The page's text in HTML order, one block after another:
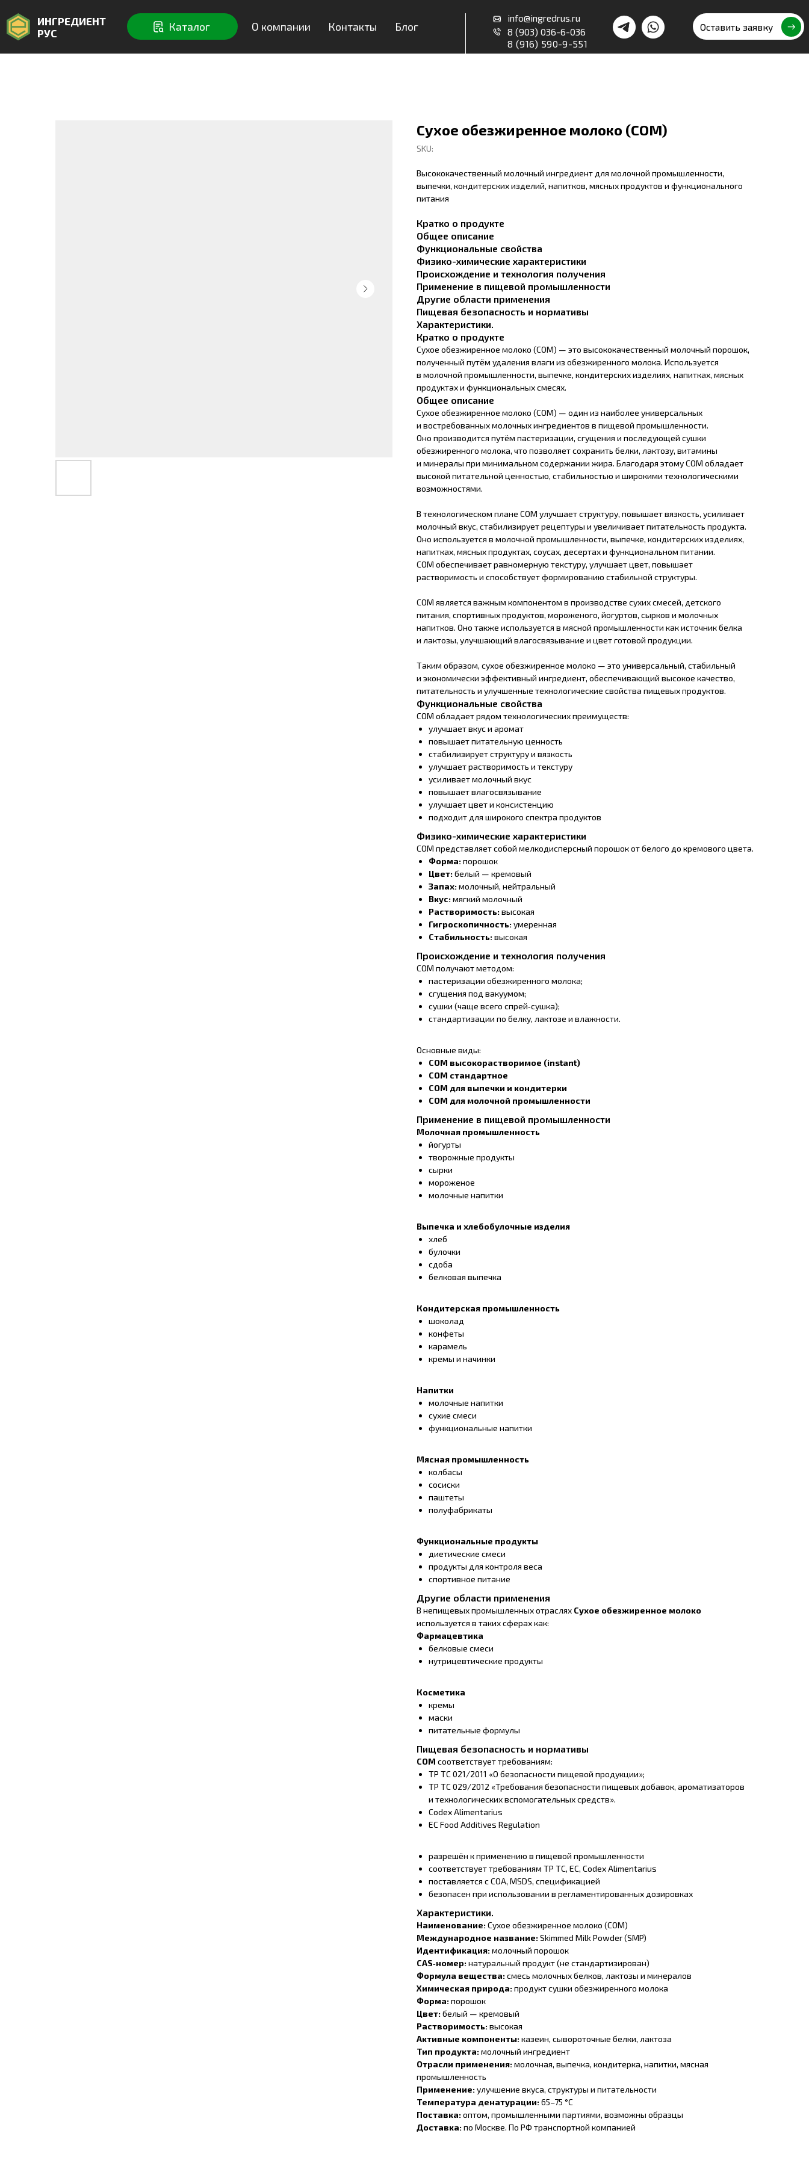
ИНГРЕДИЕНТ
РУС
Каталог О компании Блог
Контакты
info@ingredrus.ru
8 (903) 036-6-036
8 (916) 590-9-551
Оставить заявку
Сухое обезжиренное молоко (СОМ)
SKU:
Высококачественный молочный ингредиент для молочной промышленности,
выпечки, кондитерских изделий, напитков, мясных продуктов и функционального
питания
Кратко о продукте
Общее описание
Функциональные свойства
Физико-химические характеристики
Происхождение и технология получения
Применение в пищевой промышленности
Другие области применения
Пищевая безопасность и нормативы
Характеристики.
Кратко о продукте
Сухое обезжиренное молоко (СОМ) — это высококачественный молочный порошок,
полученный путём удаления влаги из обезжиренного молока. Используется
в молочной промышленности, выпечке, кондитерских изделиях, напитках, мясных
продуктах и функциональных смесях.
Общее описание
Сухое обезжиренное молоко (СОМ) — один из наиболее универсальных
и востребованных молочных ингредиентов в пищевой промышленности.
Оно производится путём пастеризации, сгущения и последующей сушки
обезжиренного молока, что позволяет сохранить белки, лактозу, витамины
и минералы при минимальном содержании жира. Благодаря этому СОМ обладает
высокой питательной ценностью, стабильностью и широкими технологическими
возможностями.
В технологическом плане СОМ улучшает структуру, повышает вязкость, усиливает
молочный вкус, стабилизирует рецептуры и увеличивает питательность продукта.
Оно используется в молочной промышленности, выпечке, кондитерских изделиях,
напитках, мясных продуктах, соусах, десертах и функциональном питании.
СОМ обеспечивает равномерную текстуру, улучшает цвет, повышает
растворимость и способствует формированию стабильной структуры.
СОМ является важным компонентом в производстве сухих смесей, детского
питания, спортивных продуктов, мороженого, йогуртов, сырков и молочных
напитков. Оно также используется в мясной промышленности как источник белка
и лактозы, улучшающий влагосвязывание и цвет готовой продукции.
Таким образом, сухое обезжиренное молоко — это универсальный, стабильный
и экономически эффективный ингредиент, обеспечивающий высокое качество,
питательность и улучшенные технологические свойства пищевых продуктов.
Функциональные свойства
СОМ обладает рядом технологических преимуществ:
улучшает вкус и аромат
повышает питательную ценность
стабилизирует структуру и вязкость
улучшает растворимость и текстуру
усиливает молочный вкус
повышает влагосвязывание
улучшает цвет и консистенцию
подходит для широкого спектра продуктов
Физико-химические характеристики
СОМ представляет собой мелкодисперсный порошок от белого до кремового цвета.
Форма:порошок
Цвет:белый — кремовый
Запах:молочный, нейтральный
Вкус:мягкий молочный
Растворимость:высокая
Гигроскопичность:умеренная
Стабильность:высокая
Происхождение и технология получения
СОМ получают методом:
пастеризации обезжиренного молока;
сгущения под вакуумом;
сушки (чаще всего спрей‑сушка);
стандартизации по белку, лактозе и влажности.
Основные виды:
СОМ высокорастворимое (instant)
СОМ стандартное
СОМ для выпечки и кондитерки
СОМ для молочной промышленности
Применение в пищевой промышленности
Молочная промышленность
йогурты
творожные продукты
сырки
мороженое
молочные напитки
Выпечка и хлебобулочные изделия
хлеб
булочки
сдоба
белковая выпечка
Кондитерская промышленность
шоколад
конфеты
карамель
кремы и начинки
Напитки
молочные напитки
сухие смеси
функциональные напитки
Мясная промышленность
колбасы
сосиски
паштеты
полуфабрикаты
Функциональные продукты
диетические смеси
продукты для контроля веса
спортивное питание
Другие области применения
В непищевых промышленных отраслях Сухое обезжиренное молоко
используется в таких сферах как:
Фармацевтика
белковые смеси
нутрицевтические продукты
Косметика
кремы
маски
питательные формулы
Пищевая безопасность и нормативы
СОМ соответствует требованиям:
ТР ТС 021/2011 «О безопасности пищевой продукции»;
ТР ТС 029/2012 «Требования безопасности пищевых добавок, ароматизаторов
и технологических вспомогательных средств».
Codex Alimentarius
ЕС Food Additives Regulation
разрешён к применению в пищевой промышленности
соответствует требованиям ТР ТС, ЕС, Codex Alimentarius
поставляется с COA, MSDS, спецификацией
безопасен при использовании в регламентированных дозировках
Характеристики.
Наименование:Сухое обезжиренное молоко (СОМ)
Международное название:Skimmed Milk Powder (SMP)
Идентификация:молочный порошок
CAS‑номер:натуральный продукт (не стандартизирован)
Формула вещества:смесь молочных белков, лактозы и минералов
Химическая природа:продукт сушки обезжиренного молока
Форма:порошок
Цвет:белый — кремовый
Растворимость:высокая
Активные компоненты:казеин, сывороточные белки, лактоза
Тип продукта:молочный ингредиент
Отрасли применения:молочная, выпечка, кондитерка, напитки, мясная
промышленность
Применение:улучшение вкуса, структуры и питательности
Температура денатурации:65–75 °C
Поставка:оптом, промышленными партиями, возможны образцы
Доставка:по Москве. По РФ транспортной компанией